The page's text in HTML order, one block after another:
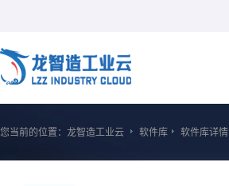
您当前的位置： 龙智造工业云 软件库 软件库详情